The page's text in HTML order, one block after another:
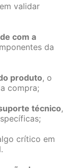
validar
com a
da
produto, o
compra;
técnico,
crítico em